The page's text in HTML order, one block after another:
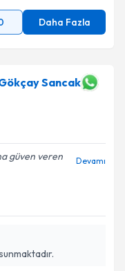
Daha Fazla
Sancak
güven veren
Devamı